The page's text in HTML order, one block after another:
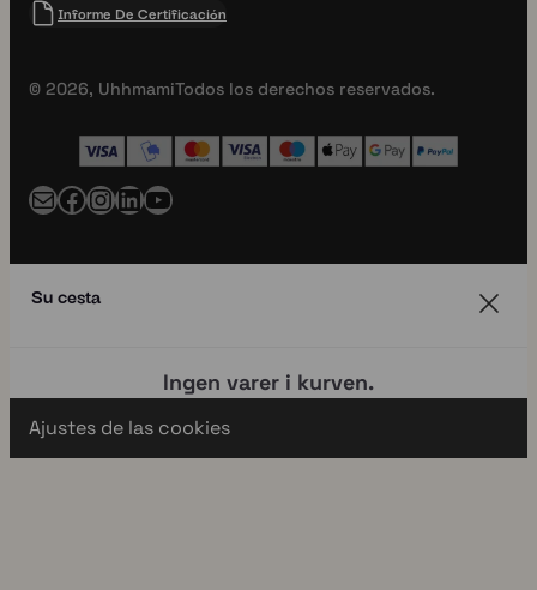
Informe De Certificación
© 2026, UhhmamiTodos los derechos reservados.
Correo Facebook InstagramLinkedIn YouTube
Su cesta
Ingen varer i kurven.
Ajustes de las cookies